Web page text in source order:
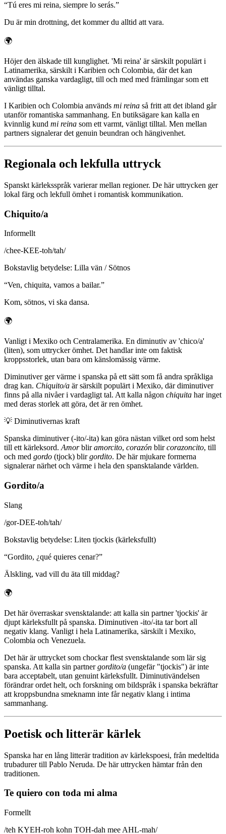
“Tú eres mi reina, siempre lo serás.”
Du är min drottning, det kommer du alltid att vara.
🌍
Höjer den älskade till kunglighet. 'Mi reina' är särskilt populärt i
Latinamerika, särskilt i Karibien och Colombia, där det kan
användas ganska vardagligt, till och med med främlingar som ett
vänligt tilltal.
I Karibien och Colombia används mi reina så fritt att det ibland går
utanför romantiska sammanhang. En butiksägare kan kalla en
kvinnlig kund mi reina som ett varmt, vänligt tilltal. Men mellan
partners signalerar det genuin beundran och hängivenhet.
Regionala och lekfulla uttryck
Spanskt kärleksspråk varierar mellan regioner. De här uttrycken ger
lokal färg och lekfull ömhet i romantisk kommunikation.
Chiquito/a
Informellt
/chee-KEE-toh/tah/
Bokstavlig betydelse: Lilla vän / Sötnos
“Ven, chiquita, vamos a bailar.”
Kom, sötnos, vi ska dansa.
🌍
Vanligt i Mexiko och Centralamerika. En diminutiv av 'chico/a'
(liten), som uttrycker ömhet. Det handlar inte om faktisk
kroppsstorlek, utan bara om känslomässig värme.
Diminutiver ger värme i spanska på ett sätt som få andra språkliga
drag kan. Chiquito/a är särskilt populärt i Mexiko, där diminutiver
finns på alla nivåer i vardagligt tal. Att kalla någon chiquita har inget
med deras storlek att göra, det är ren ömhet.
💡 Diminutivernas kraft
Spanska diminutiver (-ito/-ita) kan göra nästan vilket ord som helst
till ett kärleksord. Amorbliramorcito, corazón blircorazoncito, till
och med gordo (tjock) blirgordito. De här mjukare formerna
signalerar närhet och värme i hela den spansktalande världen.
Gordito/a
Slang
/gor-DEE-toh/tah/
Bokstavlig betydelse: Liten tjockis (kärleksfullt)
“Gordito, ¿qué quieres cenar?”
Älskling, vad vill du äta till middag?
🌍
Det här överraskar svensktalande: att kalla sin partner 'tjockis' är
djupt kärleksfullt på spanska. Diminutiven -ito/-ita tar bort all
negativ klang. Vanligt i hela Latinamerika, särskilt i Mexiko,
Colombia och Venezuela.
Det här är uttrycket som chockar flest svensktalande som lär sig
spanska. Att kalla sin partnergordito/a (ungefär "tjockis") är inte
bara acceptabelt, utan genuint kärleksfullt. Diminutivändelsen
förändrar ordet helt, och forskning om bildspråk i spanska bekräftar
att kroppsbundna smeknamn inte får negativ klang i intima
sammanhang.
Poetisk och litterär kärlek
Spanska har en lång litterär tradition av kärlekspoesi, från medeltida
trubadurer till Pablo Neruda. De här uttrycken hämtar från den
traditionen.
Te quiero con toda mi alma
Formellt
/teh KYEH-roh kohn TOH-dah mee AHL-mah/